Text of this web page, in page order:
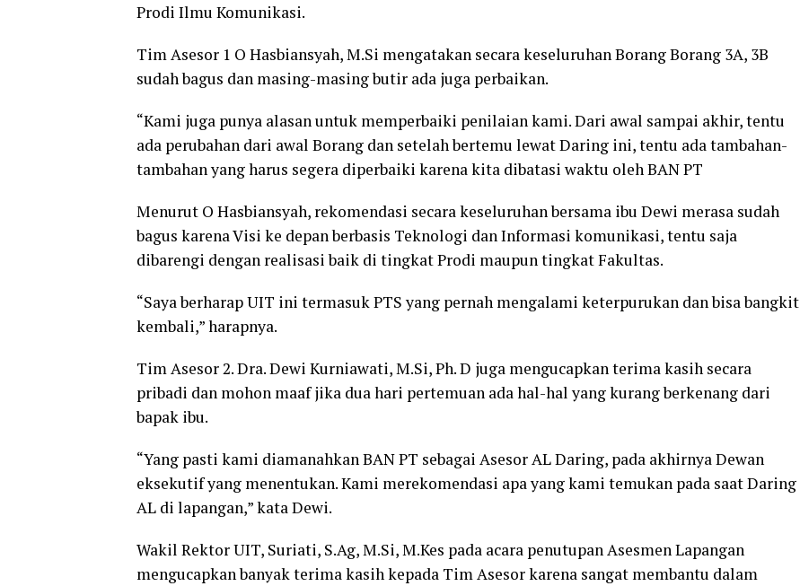
Prodi Ilmu Komunikasi.
Tim Asesor 1 O Hasbiansyah, M.Si mengatakan secara keseluruhan Borang Borang 3A, 3B
sudah bagus dan masing-masing butir ada juga perbaikan.
“Kami juga punya alasan untuk memperbaiki penilaian kami. Dari awal sampai akhir, tentu
ada perubahan dari awal Borang dan setelah bertemu lewat Daring ini, tentu ada tambahan-
tambahan yang harus segera diperbaiki karena kita dibatasi waktu oleh BAN PT
Menurut O Hasbiansyah, rekomendasi secara keseluruhan bersama ibu Dewi merasa sudah
bagus karena Visi ke depan berbasis Teknologi dan Informasi komunikasi, tentu saja
dibarengi dengan realisasi baik di tingkat Prodi maupun tingkat Fakultas.
“Saya berharap UIT ini termasuk PTS yang pernah mengalami keterpurukan dan bisa bangkit
kembali,” harapnya.
Tim Asesor 2. Dra. Dewi Kurniawati, M.Si, Ph. D juga mengucapkan terima kasih secara
pribadi dan mohon maaf jika dua hari pertemuan ada hal-hal yang kurang berkenang dari
bapak ibu.
“Yang pasti kami diamanahkan BAN PT sebagai Asesor AL Daring, pada akhirnya Dewan
eksekutif yang menentukan. Kami merekomendasi apa yang kami temukan pada saat Daring
AL di lapangan,” kata Dewi.
Wakil Rektor UIT, Suriati, S.Ag, M.Si, M.Kes pada acara penutupan Asesmen Lapangan
mengucapkan banyak terima kasih kepada Tim Asesor karena sangat membantu dalam